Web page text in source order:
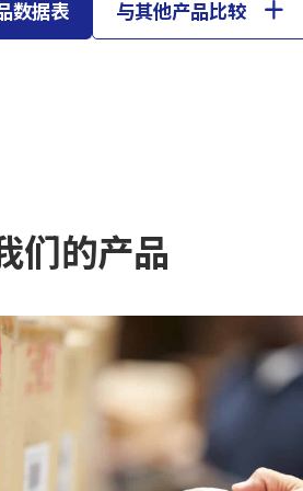
数据表 与其他产品比较
们的产品